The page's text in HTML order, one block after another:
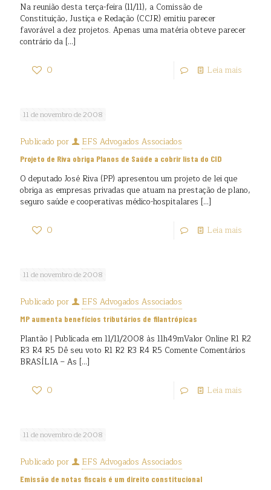
Na reunião desta terça-feira (11/11), a Comissão de
Constituição, Justiça e Redação (CCJR) emitiu parecer
favorável a dez projetos. Apenas uma matéria obteve parecer
contrário da […]
0 Leia mais
11 de novembro de 2008
Publicado por EFS Advogados Associados
Projeto de Riva obriga Planos de Saúde a cobrir lista do CID
O deputado José Riva (PP) apresentou um projeto de lei que
obriga as empresas privadas que atuam na prestação de plano,
seguro saúde e cooperativas médico-hospitalares […]
0 Leia mais
11 de novembro de 2008
Publicado por EFS Advogados Associados
MP aumenta benefícios tributários de filantrópicas
Plantão | Publicada em 11/11/2008 às 11h49mValor Online R1 R2
R3 R4 R5 Dê seu voto R1 R2 R3 R4 R5 Comente Comentários
BRASÍLIA – As […]
0 Leia mais
11 de novembro de 2008
Publicado por EFS Advogados Associados
Emissão de notas fiscais é um direito constitucional